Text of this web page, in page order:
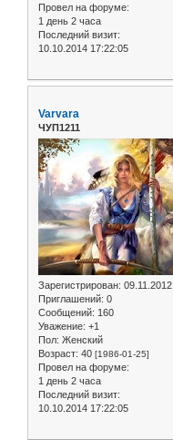
Провел на форуме:
1 день 2 часа
Последний визит:
10.10.2014 17:22:05
Varvara
ЧУП1211
Зарегистрирован: 09.11.2012
Приглашений: 0
Сообщений: 160
Уважение: +1
Пол: Женский
Возраст: 40 [1986-01-25]
Провел на форуме:
1 день 2 часа
Последний визит:
10.10.2014 17:22:05